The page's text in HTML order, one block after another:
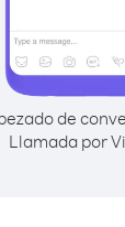
de
Llamada por